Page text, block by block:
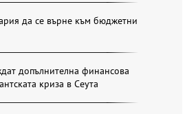
да се върне към бюджетни
допълнителна финансова
криза в Сеута